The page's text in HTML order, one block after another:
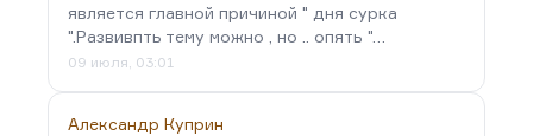
является главной причиной " дня сурка
".Развивпть тему можно , но .. опять "…
09 июля, 03:01
Александр Куприн